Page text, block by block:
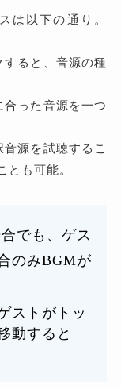
は以下の通り。
ると、音源の種
った音源を一つ
源を試聴するこ
とも可能。
でも、ゲス
のみBGMが
ストがトッ
動すると